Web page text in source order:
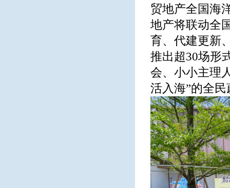
贸地产全国海
地产将联动全
育、代建更新
推出超30场形
会、小小主理
活入海”的全